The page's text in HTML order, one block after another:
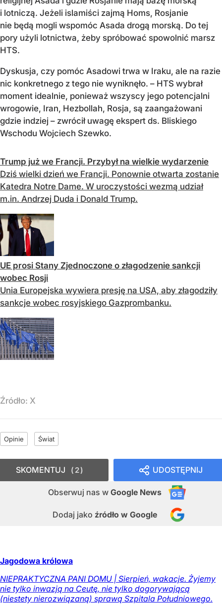
i lotniczą. Jeżeli islamiści zajmą Homs, Rosjanie
nie będą mogli wspomóc Asada drogą morską. Do tej
pory użyli lotnictwa, żeby spróbować spowolnić marsz
HTS.
Dyskusja, czy pomóc Asadowi trwa w Iraku, ale na razie
nic konkretnego z tego nie wyniknęło. – HTS wybrał
moment idealnie, ponieważ wszyscy jego potencjalni
wrogowie, Iran, Hezbollah, Rosja, są zaangażowani
gdzie indziej – zwrócił uwagę ekspert ds. Bliskiego
Wschodu Wojciech Szewko.
Trump już we Francji. Przybył na wielkie wydarzenie
Dziś wielki dzień we Francji. Ponownie otwarta zostanie
Katedra Notre Dame. W uroczystości wezmą udział
m.in. Andrzej Duda i Donald Trump.
UE prosi Stany Zjednoczone o złagodzenie sankcji
wobec Rosji
Unia Europejska wywiera presję na USA, aby złagodziły
sankcje wobec rosyjskiego Gazprombanku.
Źródło: X
Opinie Świat
UDOSTĘPNIJ
Obserwuj nas w Google News
Dodaj jako źródło w Google
SKOMENTUJ 2
Jagodowa królowa
NIEPRAKTYCZNA PANI DOMU | Sierpień, wakacje. Żyjemy
nie tylko inwazją na Ceutę, nie tylko dogorywającą
(niestety nierozwiązaną) sprawą Szpitala Południowego.